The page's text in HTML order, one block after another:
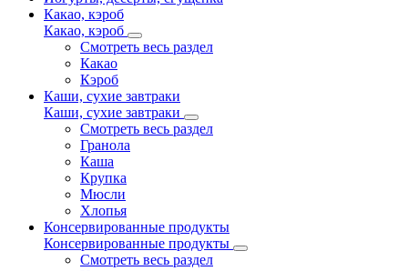
Какао, кэроб
Какао, кэроб
Смотреть весь раздел
Какао
Кэроб
Каши, сухие завтраки
Каши, сухие завтраки
Смотреть весь раздел
Гранола
Каша
Крупка
Мюсли
Хлопья
Консервированные продукты
Консервированные продукты
Смотреть весь раздел